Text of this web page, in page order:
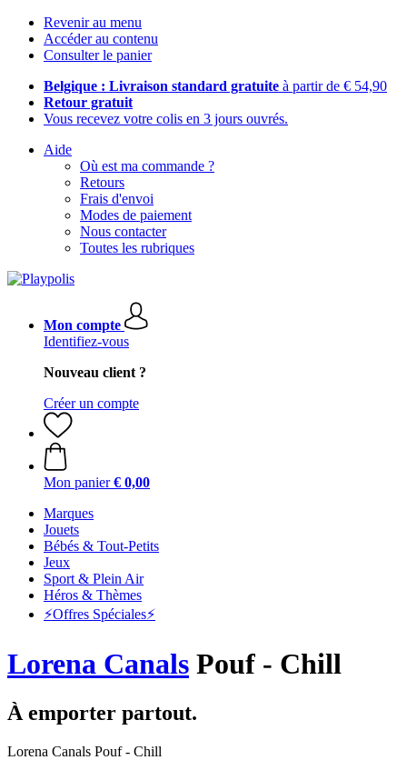
Revenir au menu
Accéder au contenu
Consulter le panier
Belgique : Livraison standard gratuite à partir de € 54,90
Retour gratuit
Vous recevez votre colis en 3 jours ouvrés.
Aide
Où est ma commande ?
Retours
Frais d'envoi
Modes de paiement
Nous contacter
Toutes les rubriques
Mon compte
Identifiez-vous
Nouveau client ?
Créer un compte
Mon panier € 0,00
Marques
Jouets
Bébés & Tout-Petits
Jeux
Sport & Plein Air
Héros & Thèmes
⚡️Offres Spéciales⚡️
Lorena Canals Pouf - Chill
À emporter partout.
Lorena Canals Pouf - Chill